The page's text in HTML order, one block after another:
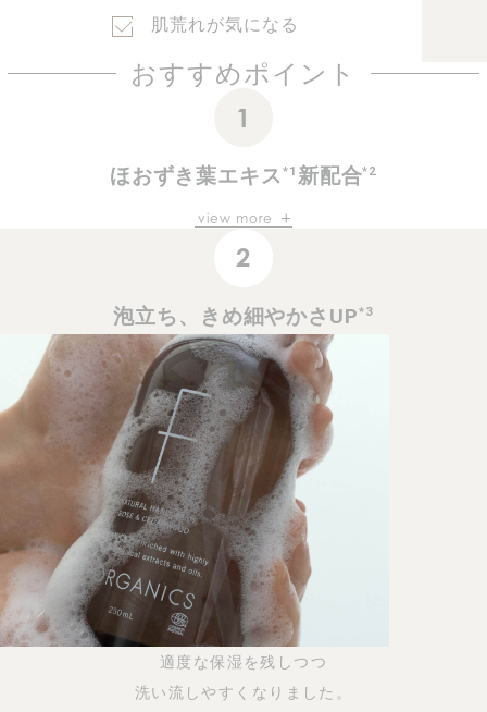
肌荒れが気になる
おすすめポイント
ほおずき葉エキス *1 新配合*2
栄養満点のスーパーフードとして
世界中に知られている食用ほおずき。
焼却処分されていた葉を
アップサイクル原料として採用することで活用し、
化粧品原料へと生まれ変わらせました。
*1 シマホオズキ葉エキス（保湿成分）
*2 2024年6月19日時点自社調べ
view more
泡立ち、きめ細やかさUP*3
適度な保湿を残しつつ
洗い流しやすくなりました。